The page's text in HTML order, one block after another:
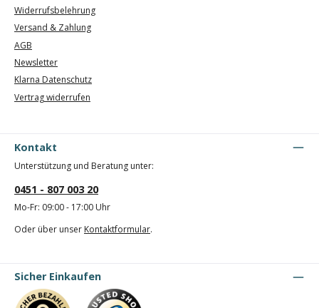
Widerrufsbelehrung
Versand & Zahlung
AGB
Newsletter
Klarna Datenschutz
Vertrag widerrufen
Kontakt
Unterstützung und Beratung unter:
0451 - 807 003 20
Mo-Fr: 09:00 - 17:00 Uhr
Oder über unser Kontaktformular.
Sicher Einkaufen